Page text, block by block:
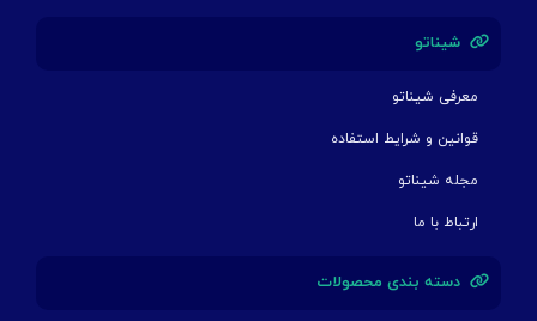
شیناتو
معرفی شیناتو
قوانین و شرایط استفاده
مجله شیناتو
ارتباط با ما
دسته بندی محصولات